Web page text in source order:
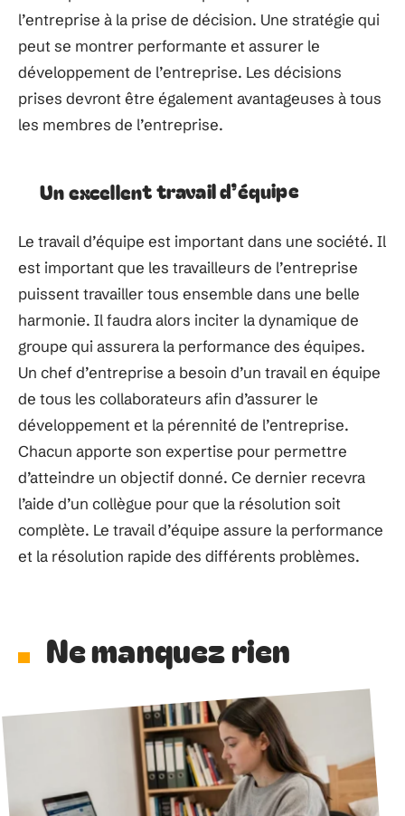
l’entreprise à la prise de décision. Une stratégie qui
peut se montrer performante et assurer le
développement de l’entreprise. Les décisions
prises devront être également avantageuses à tous
les membres de l’entreprise.
Un excellent travail d’équipe
Le travail d’équipe est important dans une société. Il
est important que les travailleurs de l’entreprise
puissent travailler tous ensemble dans une belle
harmonie. Il faudra alors inciter la dynamique de
groupe qui assurera la performance des équipes.
Un chef d’entreprise a besoin d’un travail en équipe
de tous les collaborateurs afin d’assurer le
développement et la pérennité de l’entreprise.
Chacun apporte son expertise pour permettre
d’atteindre un objectif donné. Ce dernier recevra
l’aide d’un collègue pour que la résolution soit
complète. Le travail d’équipe assure la performance
et la résolution rapide des différents problèmes.
Ne manquez rien